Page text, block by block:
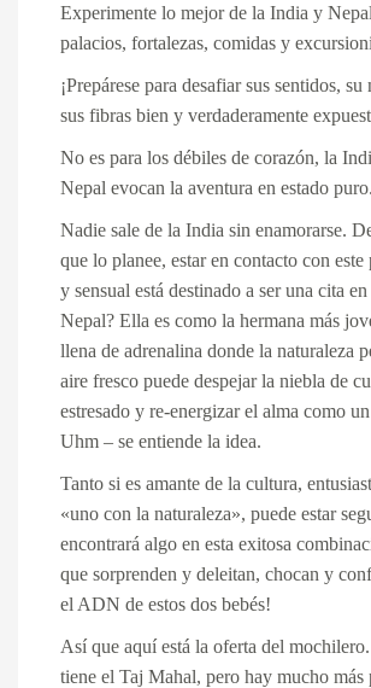
Experimente lo mejor de la India y Nepal
palacios, fortalezas, comidas y
¡Prepárese para desafiar sus sentidos,
sus fibras bien y verdaderamente
No es para los débiles de corazón, la
Nepal evocan la aventura en estado puro.
Nadie sale de la India sin enamorarse.
que lo planee, estar en contacto con este
y sensual está destinado a ser una cita
Nepal? Ella es como la hermana más
llena de adrenalina donde la naturaleza
aire fresco puede despejar la niebla de
estresado y re-energizar el alma como
Uhm – se entiende la idea.
Tanto si es amante de la cultura,
«uno con la naturaleza», puede estar
encontrará algo en esta exitosa
que sorprenden y deleitan, chocan y
el ADN de estos dos bebés!
Así que aquí está la oferta del
tiene el Taj Mahal, pero hay mucho más